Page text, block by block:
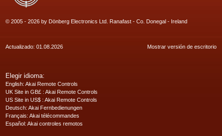
© 2005 - 2026 by Dönberg Electronics Ltd. Ranafast - Co. Donegal - Ireland
Actualizado: 01.08.2026 Mostrar versión de escritorio
Elegir idioma:
English: Akai Remote Controls
UK Site in GB£ : Akai Remote Controls
US Site in US$ : Akai Remote Controls
Deutsch: Akai Fernbedienungen
Français: Akai télécommandes
Español: Akai controles remotos